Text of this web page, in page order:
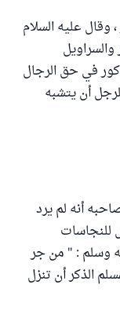
عليه السلام
في حق الرجال
أن يتشبه
أنه لم يرد
للنجاسات
وسلم : " من جر
الذكر أن تنزل